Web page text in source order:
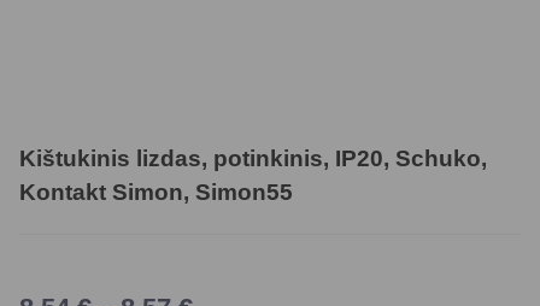
Kištukinis lizdas, potinkinis, IP20, Schuko,
Kontakt Simon, Simon55